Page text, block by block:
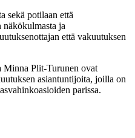
sekä potilaan että
ja
että vakuutuksen
Minna Plit-Turunen ovat
asiantuntijoita, joilla on
parissa.